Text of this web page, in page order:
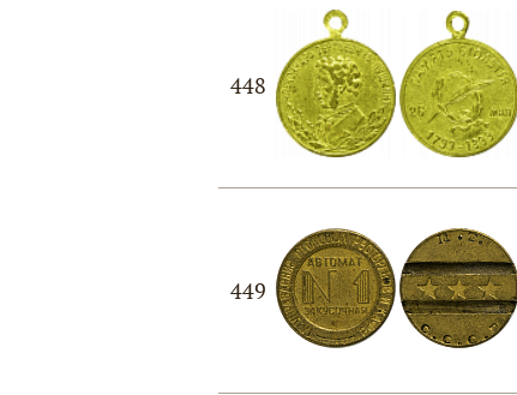
448
449